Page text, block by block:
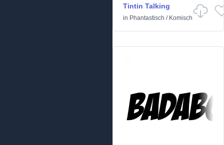
Tintin Talking
in Phantastisch / Komisch